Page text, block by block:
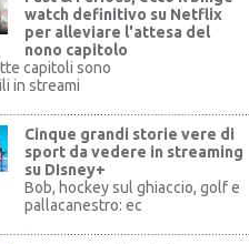
watch definitivo su Netflix
per alleviare l'attesa del
nono capitolo
capitoli sono
in streami
Cinque grandi storie vere di
sport da vedere in streaming
su DIsney+
Bob, hockey sul ghiaccio, golf e
pallacanestro: ec